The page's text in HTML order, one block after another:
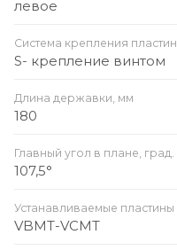
левое
Система крепления пластин
S- крепление винтом
Длина державки, мм
180
Главный угол в плане, град.
107,5°
Устанавливаемые пластины
VBMT-VCMT